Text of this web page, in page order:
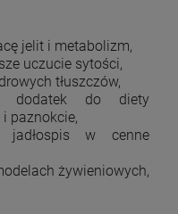
jelit i metabolizm,
uczucie sytości,
tłuszczów,
dodatek do diety
i paznokcie,
jadłospis w cenne
żywieniowych,